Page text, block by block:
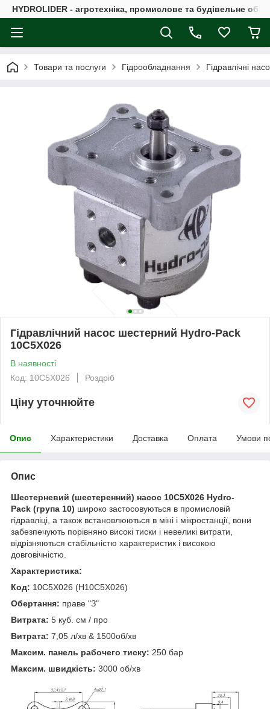
HYDROLIDER - агротехніка, промислове та будівельне
Товари та послуги Гідрообладнання Гідравлічні
Гідравлічний насос шестерний Hydro-Pack
10C5X026
В наявності
Код: 10C5X026
Роздріб
Ціну уточнюйте
Опис Характеристики Доставка Оплата Умови
Опис
Шестерневий (шестеренний) насос 10C5X026 Hydro-
Pack (група 10) широко застосовуються в промисловій
гідравліці, а також встановлюються в міні і мікростанції, вони
забезпечують порівняно високі тиски і невеликі витрати,
відрізняються стабільністю характеристик і високою
довговічністю.
Характеристика:
Код: 10C5X026 (H10C5X026)
Обертання: праве "З"
Витрата: 5 куб. см / про
Витрата: 7,05 л/хв & 1500об/хв
Максим. панель рабочего тиску: 250 бар
Максим. швидкість: 3000 об/хв